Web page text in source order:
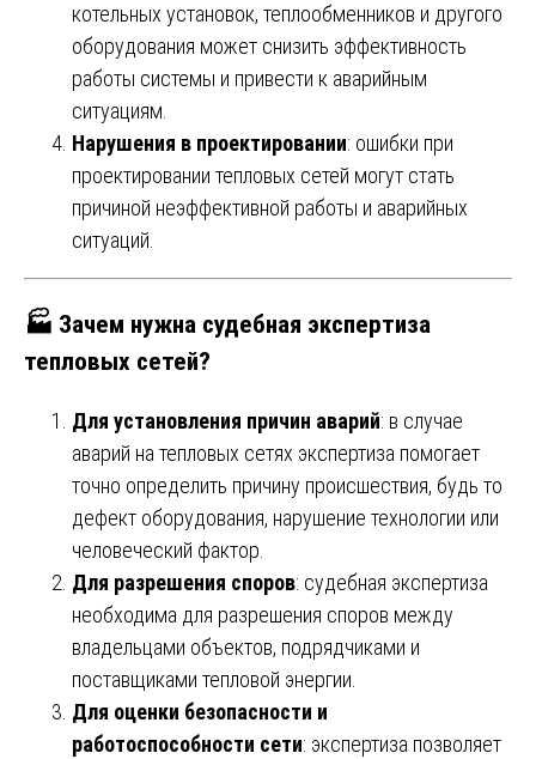
котельных установок, теплообменников и другого
оборудования может снизить эффективность
работы системы и привести к аварийным
ситуациям.
Нарушения в проектировании: ошибки при
проектировании тепловых сетей могут стать
причиной неэффективной работы и аварийных
ситуаций.
🏭 Зачем нужна судебная экспертиза
тепловых сетей?
Для установления причин аварий: в случае
аварий на тепловых сетях экспертиза помогает
точно определить причину происшествия, будь то
дефект оборудования, нарушение технологии или
человеческий фактор.
Для разрешения споров: судебная экспертиза
необходима для разрешения споров между
владельцами объектов, подрядчиками и
поставщиками тепловой энергии.
Для оценки безопасности и
работоспособности сети: экспертиза позволяет